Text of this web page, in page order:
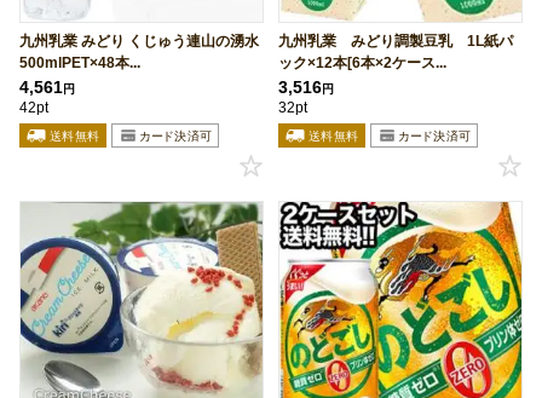
九州乳業 みどり くじゅう連山の湧水
500mlPET×48本...
4,561円
42pt
九州乳業 みどり調製豆乳 1L紙パ
ック×12本[6本×2ケース...
3,516円
32pt